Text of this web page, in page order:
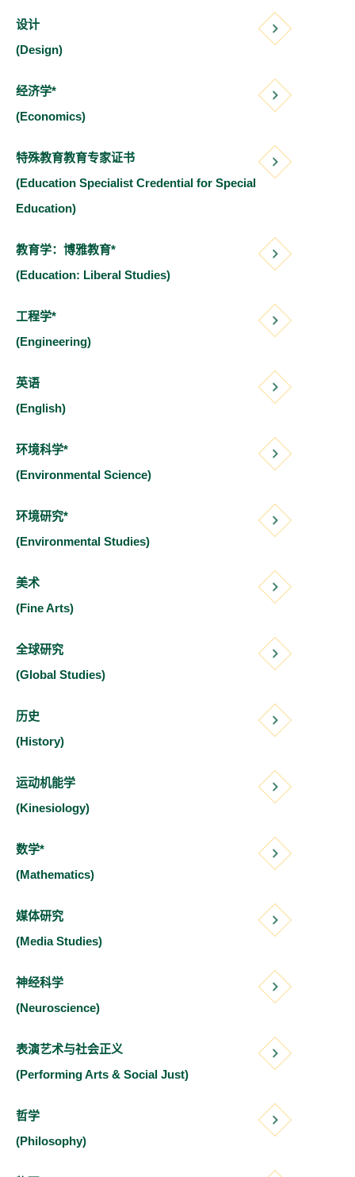
设计
(Design)
经济学*
(Economics)
特殊教育教育专家证书
(Education Specialist Credential for Special
Education)
教育学：博雅教育*
(Education: Liberal Studies)
工程学*
(Engineering)
英语
(English)
环境科学*
(Environmental Science)
环境研究*
(Environmental Studies)
美术
(Fine Arts)
全球研究
(Global Studies)
历史
(History)
运动机能学
(Kinesiology)
数学*
(Mathematics)
媒体研究
(Media Studies)
神经科学
(Neuroscience)
表演艺术与社会正义
(Performing Arts & Social Just)
哲学
(Philosophy)